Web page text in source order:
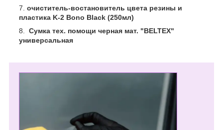
очиститель-востановитель цвета резины и
пластика K-2 Bono Black (250мл)
Сумка тех. помощи черная мат. "BELTEX"
универсальная